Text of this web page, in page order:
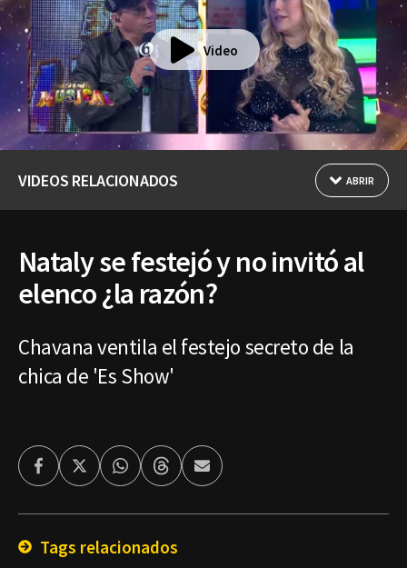
Video
VIDEOS RELACIONADOS ABRIR
Nataly se festejó y no invitó al
elenco ¿la razón?
Chavana ventila el festejo secreto de la
chica de 'Es Show'
FacebookTwitterWhatsappThreadsEnviar
por
Tags relacionados